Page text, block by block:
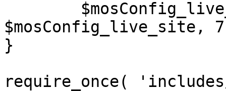
$mosConfig_live_site,
}
require_once(